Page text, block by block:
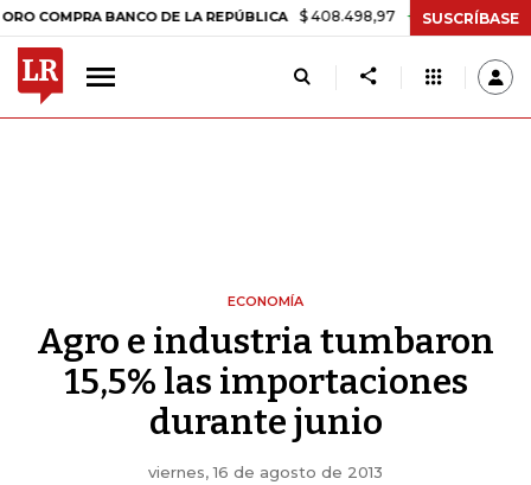
BANCO DE LA REPÚBLICA $ 408.498,97 +$ 8.753,81 +2,19%
SUSCRÍBASE
ECONOMÍA
Agro e industria tumbaron
15,5% las importaciones
durante junio
viernes, 16 de agosto de 2013